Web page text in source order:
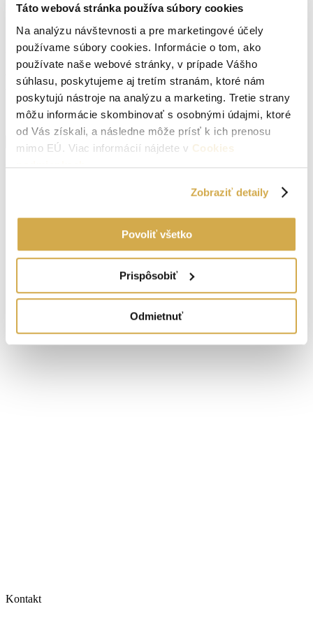
Táto webová stránka používa súbory cookies
Na analýzu návštevnosti a pre marketingové účely
používame súbory cookies. Informácie o tom, ako
používate naše webové stránky, v prípade Vášho
súhlasu, poskytujeme aj tretím stranám, ktoré nám
poskytujú nástroje na analýzu a marketing. Tretie strany
môžu informácie skombinovať s osobnými údajmi, ktoré
od Vás získali, a následne môže prísť k ich prenosu
mimo EÚ. Viac informácií nájdete v Cookies
podmienkach.
Zobraziť detaily
Povoliť všetko
Prispôsobiť
Odmietnuť
Podpivničený:Nie
Internet:ano
Vodovod:
Vlastníctvo:osobné
Energetický certifikát:Nemá
Zobraziť viac informácií
Šajdíkove Humence Navigovať
https://maps.app.goo.gl/pKfF4MXVxkQbNQZp8
Kontakt